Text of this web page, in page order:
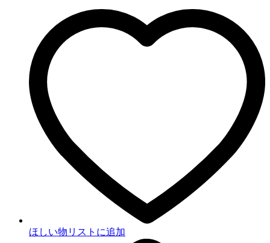
ほしい物リストに追加